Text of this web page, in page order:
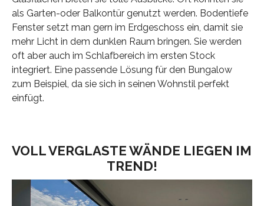
als Garten-oder Balkontür genutzt werden. Bodentiefe
Fenster setzt man gern im Erdgeschoss ein, damit sie
mehr Licht in dem dunklen Raum bringen. Sie werden
oft aber auch im Schlafbereich im ersten Stock
integriert. Eine passende Lösung für den Bungalow
zum Beispiel, da sie sich in seinen Wohnstil perfekt
einfügt.
VOLL VERGLASTE WÄNDE LIEGEN IM
TREND!